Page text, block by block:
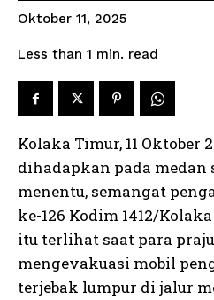
Oktober 11, 2025
Less than 1 min. read
Kolaka Timur, 11 Oktober
dihadapkan pada medan
menentu, semangat
ke-126 Kodim 1412/
itu terlihat saat para
mengevakuasi mobil
terjebak lumpur di jalur